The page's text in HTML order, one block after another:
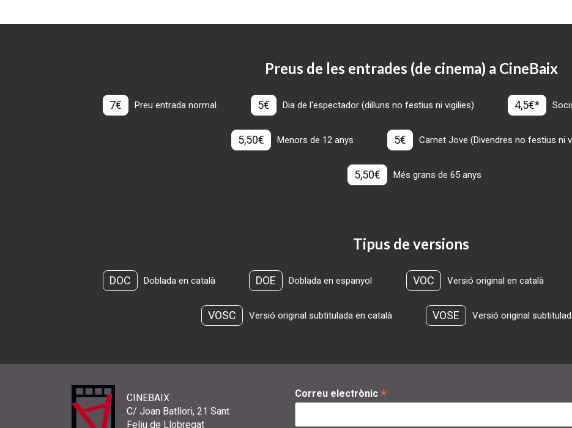
Preus de les entrades (de cinema) a CineBaix
7€ Preu entrada normal 5€ Dia de l'espectador (dilluns no festius ni vigilies) 4,5€*
5,50€ Menors de 12 anys 5€ Carnet Jove (Divendres no festius ni
5,50€ Més grans de 65 anys
Tipus de versions
DOC Doblada en català DOE Doblada en espanyol VOC Versió original en català
VOSC Versió original subtitulada en català VOSE Versió original
CINEBAIX
C/ Joan Batllori, 21 Sant
Feliu de Llobregat
Correu electrònic *